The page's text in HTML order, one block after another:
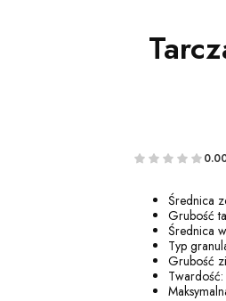
Średnica
Grubość
Średnica
Typ
Grubość
Twardość: